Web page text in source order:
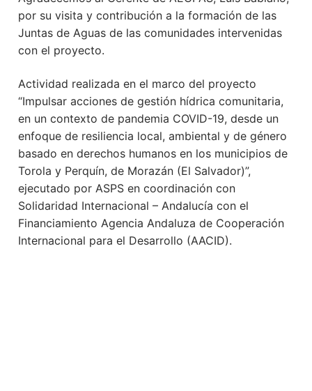
por su visita y contribución a la formación de las
Juntas de Aguas de las comunidades intervenidas
con el proyecto.
Actividad realizada en el marco del proyecto
“Impulsar acciones de gestión hídrica comunitaria,
en un contexto de pandemia COVID-19, desde un
enfoque de resiliencia local, ambiental y de género
basado en derechos humanos en los municipios de
Torola y Perquín, de Morazán (El Salvador)”,
ejecutado por ASPS en coordinación con
Solidaridad Internacional – Andalucía con el
Financiamiento Agencia Andaluza de Cooperación
Internacional para el Desarrollo (AACID).